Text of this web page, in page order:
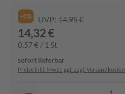
-4% UVP: 14,95 €
14,32 €
0,57 € / 1 St
sofort lieferbar
Preise inkl. MwSt. ggf. zzgl. Versandkosten